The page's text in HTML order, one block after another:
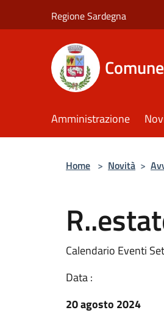
Regione Sardegna
Amministrazione
Home > Novità >
Calendario Eventi
Data :
20 agosto 2024